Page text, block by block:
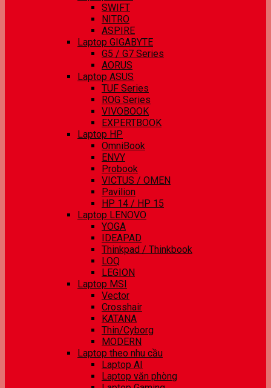
SWIFT
NITRO
ASPIRE
Laptop GIGABYTE
G5 / G7 Series
AORUS
Laptop ASUS
TUF Series
ROG Series
VIVOBOOK
EXPERTBOOK
Laptop HP
OmniBook
ENVY
Probook
VICTUS / OMEN
Pavilion
HP 14 / HP 15
Laptop LENOVO
YOGA
IDEAPAD
Thinkpad / Thinkbook
LOQ
LEGION
Laptop MSI
Vector
Crosshair
KATANA
Thin/Cyborg
MODERN
Laptop theo nhu cầu
Laptop AI
Laptop văn phòng